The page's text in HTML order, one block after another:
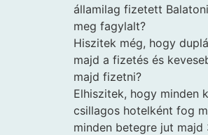
államilag fizetett
meg fagylalt?
Hiszitek még, hogy
majd a fizetés és
majd fizetni?
Elhiszitek, hogy minden
csillagos hotelként fog
minden betegre jut majd